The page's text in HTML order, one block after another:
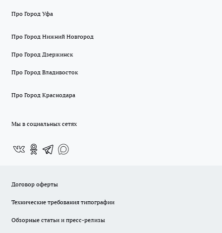
Про Город Уфа
Про Город Нижний Новгород
Про Город Дзержинск
Про Город Владивосток
Про Город Краснодара
Мы в социальных сетях
Договор оферты
Технические требования типографии
Обзорные статьи и пресс-релизы